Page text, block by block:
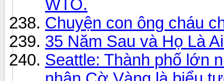
WTO.
Chuyện con ông cháu
35 Năm Sau và Họ Là
Seattle: Thành phố lớn